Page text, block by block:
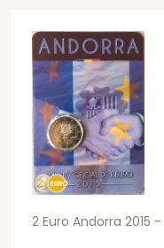
2 Euro Andorra 2015